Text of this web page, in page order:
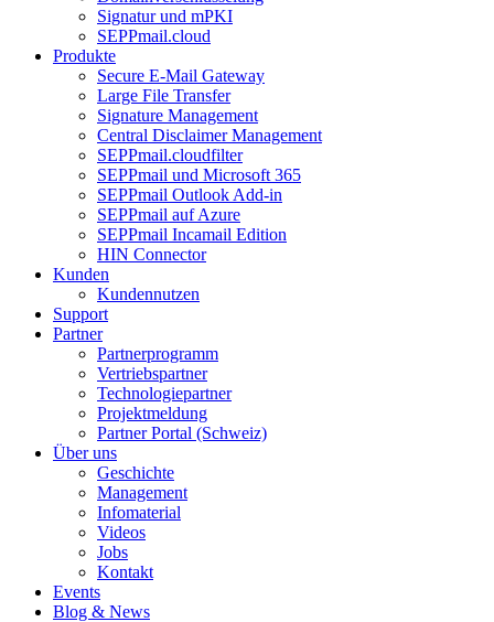
Signatur und mPKI
SEPPmail.cloud
Produkte
Secure E-Mail Gateway
Large File Transfer
Signature Management
Central Disclaimer Management
SEPPmail.cloudfilter
SEPPmail und Microsoft 365
SEPPmail Outlook Add-in
SEPPmail auf Azure
SEPPmail Incamail Edition
HIN Connector
Kunden
Kundennutzen
Support
Partner
Partnerprogramm
Vertriebspartner
Technologiepartner
Projektmeldung
Partner Portal (Schweiz)
Über uns
Geschichte
Management
Infomaterial
Videos
Jobs
Kontakt
Events
Blog & News